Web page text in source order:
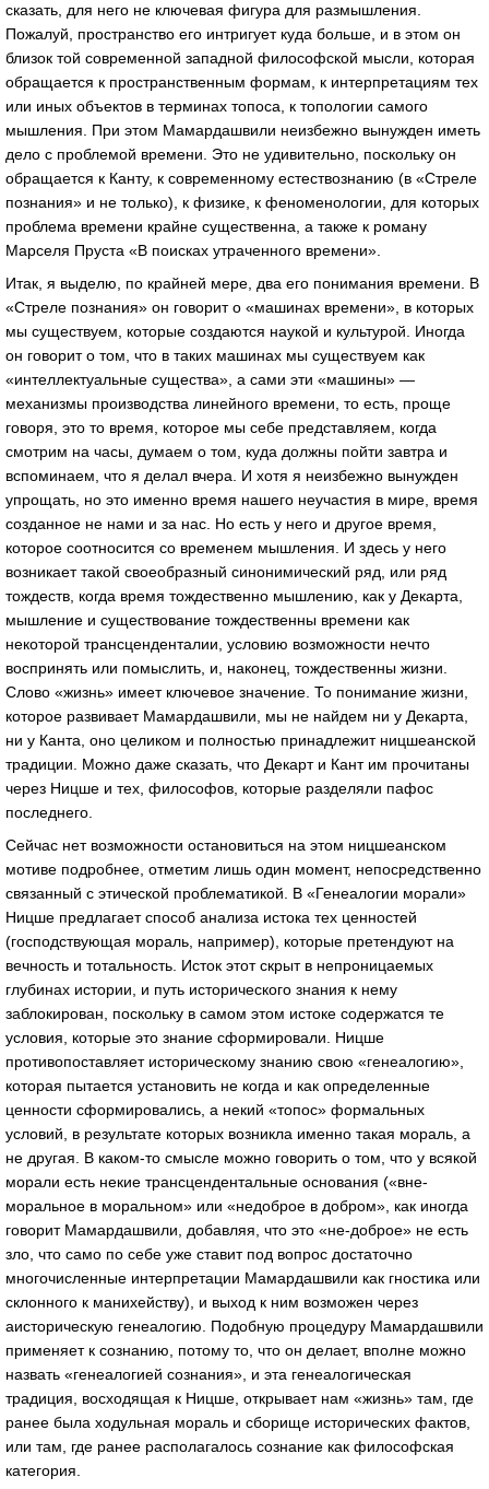
сказать, для него не ключевая фигура для размышления.
Пожалуй, пространство его интригует куда больше, и в этом он
близок той современной западной философской мысли, которая
обращается к пространственным формам, к интерпретациям тех
или иных объектов в терминах топоса, к топологии самого
мышления. При этом Мамардашвили неизбежно вынужден иметь
дело с проблемой времени. Это не удивительно, поскольку он
обращается к Канту, к современному естествознанию (в «Стреле
познания» и не только), к физике, к феноменологии, для которых
проблема времени крайне существенна, а также к роману
Марселя Пруста «В поисках утраченного времени».
Итак, я выделю, по крайней мере, два его понимания времени. В
«Стреле познания» он говорит о «машинах времени», в которых
мы существуем, которые создаются наукой и культурой. Иногда
он говорит о том, что в таких машинах мы существуем как
«интеллектуальные существа», а сами эти «машины» —
механизмы производства линейного времени, то есть, проще
говоря, это то время, которое мы себе представляем, когда
смотрим на часы, думаем о том, куда должны пойти завтра и
вспоминаем, что я делал вчера. И хотя я неизбежно вынужден
упрощать, но это именно время нашего не­участия в мире, время
созданное не нами и за нас. Но есть у него и другое время,
которое соотносится со временем мышления. И здесь у него
возникает такой своеобразный синонимический ряд, или ряд
тождеств, когда время тождественно мышлению, как у Декарта,
мышление и существование тождественны времени как
некоторой трансценденталии, условию возможности нечто
воспринять или помыслить, и, наконец, тождественны жизни.
Слово «жизнь» имеет ключевое значение. То понимание жизни,
которое развивает Мамардашвили, мы не найдем ни у Декарта,
ни у Канта, оно целиком и полностью принадлежит ницшеанской
традиции. Можно даже сказать, что Декарт и Кант им прочитаны
через Ницше и тех, философов, которые разделяли пафос
последнего.
Сейчас нет возможности остановиться на этом ницшеанском
мотиве подробнее, отметим лишь один момент, непосредственно
связанный с этической проблематикой. В «Генеалогии морали»
Ницше предлагает способ анализа истока тех ценностей
(господствующая мораль, например), которые претендуют на
вечность и тотальность. Исток этот скрыт в непроницаемых
глубинах истории, и путь исторического знания к нему
заблокирован, поскольку в самом этом истоке содержатся те
условия, которые это знание сформировали. Ницше
противопоставляет историческому знанию свою «генеалогию»,
которая пытается установить не когда и как определенные
ценности сформировались, а некий «топос» формальных
условий, в результате которых возникла именно такая мораль, а
не другая. В каком-то смысле можно говорить о том, что у всякой
морали есть некие трансцендентальные основания («вне-
моральное в моральном» или «не­доброе в добром», как иногда
говорит Мамардашвили, добавляя, что это «не-доброе» не есть
зло, что само по себе уже ставит под вопрос достаточно
многочисленные интерпретации Мамардашвили как гностика или
склонного к манихейству), и выход к ним возможен через
аисторическую генеалогию. Подобную процедуру Мамардашвили
применяет к сознанию, потому то, что он делает, вполне можно
назвать «генеалогией сознания», и эта генеалогическая
традиция, восходящая к Ницше, открывает нам «жизнь» там, где
ранее была ходульная мораль и сборище исторических фактов,
или там, где ранее располагалось сознание как философская
категория.